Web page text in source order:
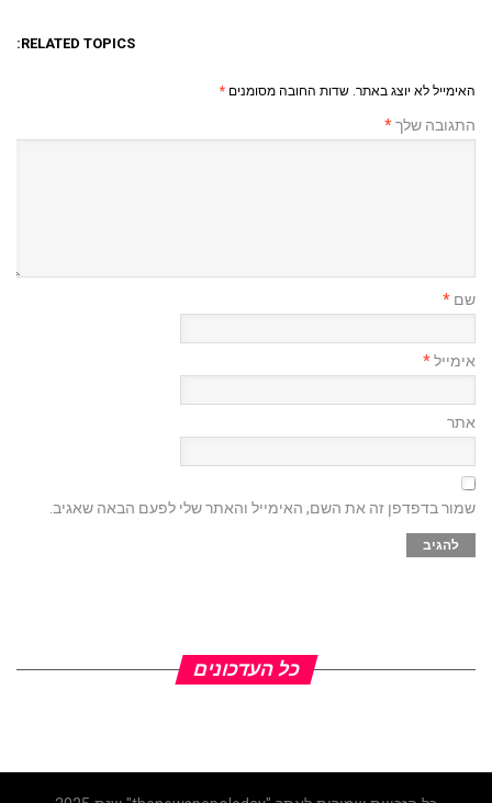
RELATED TOPICS:
האימייל לא יוצג באתר. שדות החובה מסומנים *
התגובה שלך*
שם *
אימייל*
אתר
שמור בדפדפן זה את השם, האימייל והאתר שלי לפעם הבאה שאגיב.
כל העדכונים